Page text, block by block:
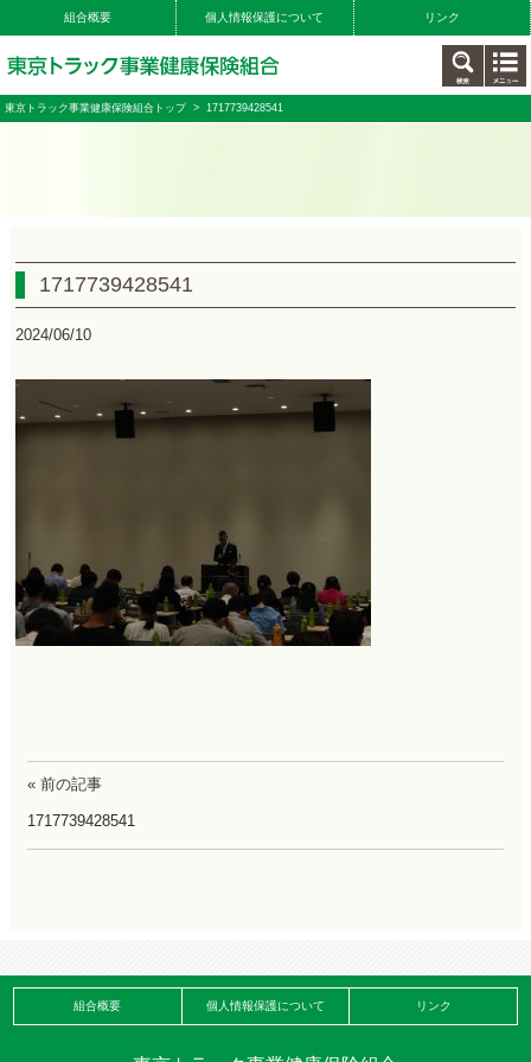
組合概要 個人情報保護について リンク
東京トラック事業健康保険組合トップ> 1717739428541
1717739428541
2024/06/10
« 前の記事
1717739428541
組合概要 個人情報保護について リンク